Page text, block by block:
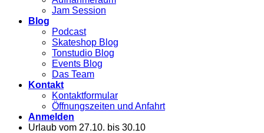
Jam Session
Blog
Podcast
Skateshop Blog
Tonstudio Blog
Events Blog
Das Team
Kontakt
Kontaktformular
Öffnungszeiten und Anfahrt
Anmelden
Urlaub vom 27.10. bis 30.10